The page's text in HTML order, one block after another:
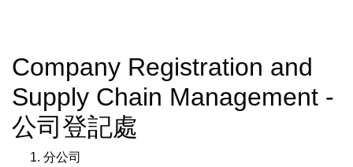
Company Registration and
Supply Chain Management -
公司登記處
分公司